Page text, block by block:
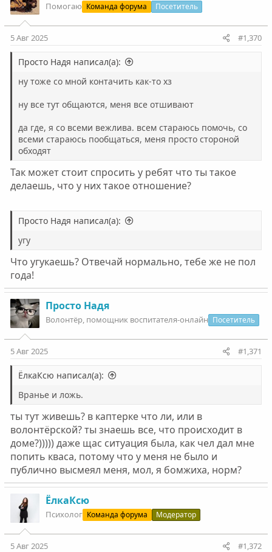
Помогаю Команда форума Посетитель
5 Авг 2025 #1,370
Просто Надя написал(а):
ну тоже со мной контачить как-то хз
ну все тут общаются, меня все отшивают
да где, я со всеми вежлива. всем стараюсь помочь, со
всеми стараюсь пообщаться, меня просто стороной
обходят
Так может стоит спросить у ребят что ты такое
делаешь, что у них такое отношение?
Просто Надя написал(а):
угу
Что угукаешь? Отвечай нормально, тебе же не пол
года!
Просто Надя
Волонтëр, помощник воспитателя-онлайн Посетитель
5 Авг 2025 #1,371
ЁлкаКсю написал(а):
Вранье и ложь.
ты тут живешь? в каптерке что ли, или в
волонтёрской? ты знаешь все, что происходит в
доме?))))) даже щас ситуация была, как чел дал мне
попить кваса, потому что у меня не было и
публично высмеял меня, мол, я бомжиха, норм?
ЁлкаКсю
Психолог Команда форума Модератор
5 Авг 2025 #1,372